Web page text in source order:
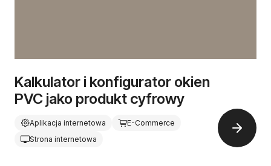
Kalkulator i konfigurator okien
PVC jako produkt cyfrowy
Aplikacja internetowa
E-Commerce
Strona internetowa